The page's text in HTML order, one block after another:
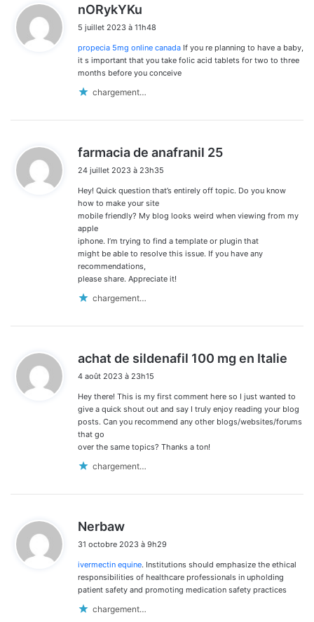
nORykYKu
t
:
5 juillet 2023 à 11h48
propecia 5mg online canada If you re planning to have a baby,
it s important that you take folic acid tablets for two to three
months before you conceive
chargement…
farmacia de anafranil 25
24 juillet 2023 à 23h35
Hey! Quick question that’s entirely off topic. Do you know
how to make your site
mobile friendly? My blog looks weird when viewing from my
apple
iphone. I’m trying to find a template or plugin that
might be able to resolve this issue. If you have any
recommendations,
please share. Appreciate it!
chargement…
achat de sildenafil 100 mg en Italie
:
4 août 2023 à 23h15
Hey there! This is my first comment here so I just wanted to
give a quick shout out and say I truly enjoy reading your blog
posts. Can you recommend any other blogs/websites/forums
that go
over the same topics? Thanks a ton!
chargement…
Nerbaw
t
:
31 octobre 2023 à 9h29
ivermectin equine. Institutions should emphasize the ethical
responsibilities of healthcare professionals in upholding
patient safety and promoting medication safety practices
chargement…